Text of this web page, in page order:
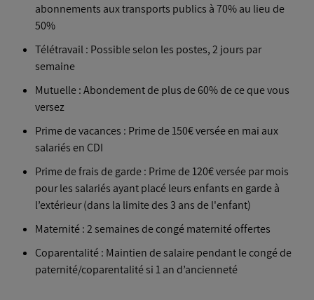
abonnements aux transports publics à 70% au lieu de
50%
Télétravail : Possible selon les postes, 2 jours par
semaine
Mutuelle : Abondement de plus de 60% de ce que vous
versez
Prime de vacances : Prime de 150€ versée en mai aux
salariés en CDI
Prime de frais de garde : Prime de 120€ versée par mois
pour les salariés ayant placé leurs enfants en garde à
l’extérieur (dans la limite des 3 ans de l'enfant)
Maternité : 2 semaines de congé maternité offertes
Coparentalité : Maintien de salaire pendant le congé de
paternité/coparentalité si 1 an d’ancienneté